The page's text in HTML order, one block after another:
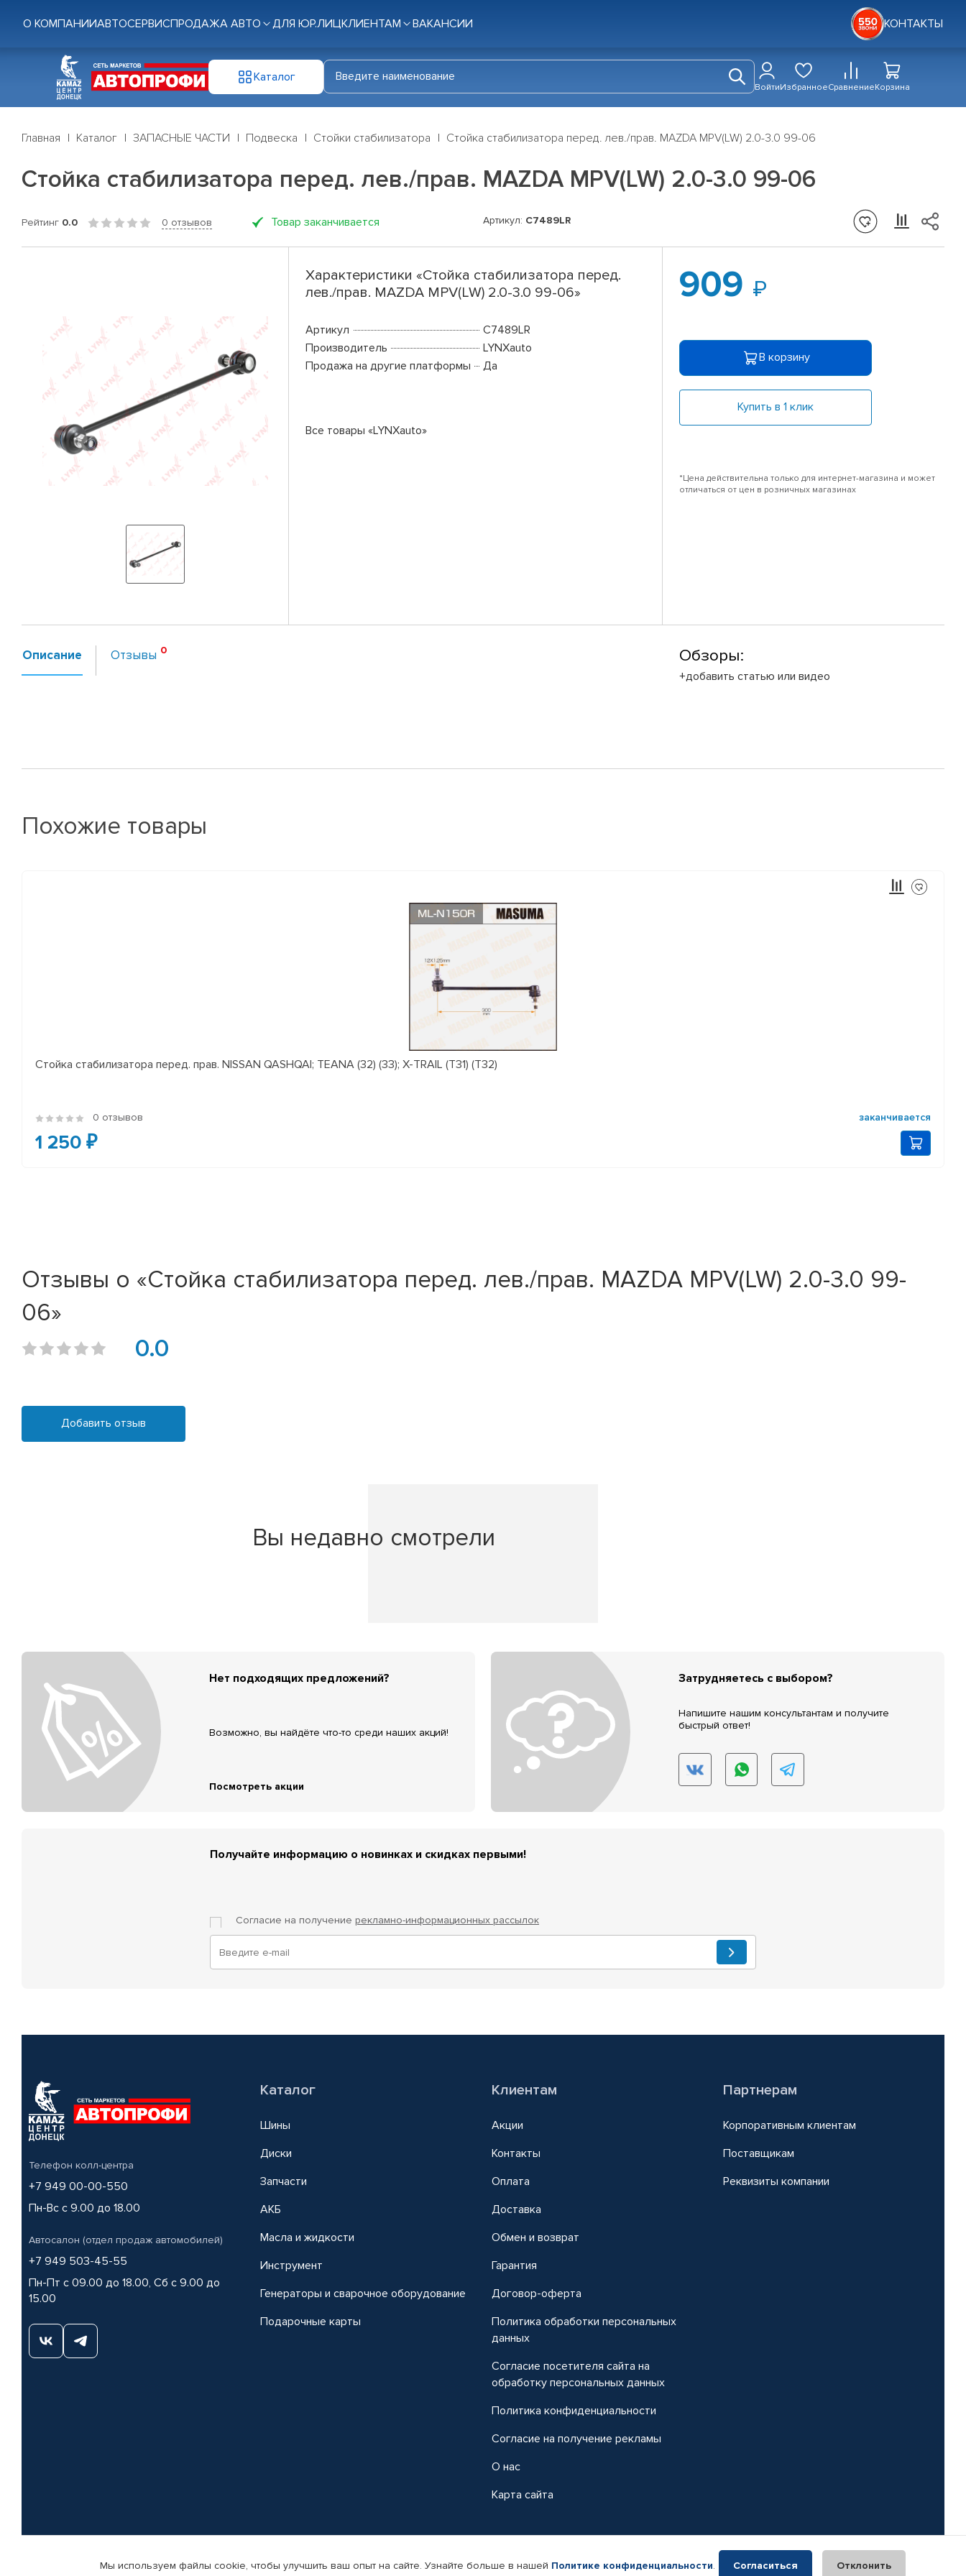
О КОМПАНИИАВТОСЕРВИСПРОДАЖА АВТО ДЛЯ ЮР.ЛИЦКЛИЕНТАМ ВАКАНСИИ КОНТАКТЫ
Каталог
ВойтиИзбранноеСравнениеКорзина
Главная Каталог ЗАПАСНЫЕ ЧАСТИ Подвеска Стойки стабилизатора Стойка стабилизатора перед. лев./прав. MAZDA MPV(LW) 2.0-3.0 99-06
Стойка стабилизатора перед. лев./прав. MAZDA MPV(LW) 2.0-3.0 99-06
Рейтинг 0.0 0 отзывов Товар заканчивается Артикул: C7489LR
Характеристики «Стойка стабилизатора перед.
лев./прав. MAZDA MPV(LW) 2.0-3.0 99-06»
Артикул
C7489LR
Производитель
LYNXauto
Продажа на другие платформы
Да
Все товары «LYNXauto»
909
В корзину
Купить в 1 клик
*Цена действительна только для интернет-магазина и может
отличаться от цен в розничных магазинах
Описание Отзывы Обзоры:
+добавить статью или видео
Похожие товары
Стойка стабилизатора перед. прав. NISSAN QASHQAI; TEANA (32) (33); X-TRAIL (T31) (T32)
0 отзывов заканчивается
1 250 ₽
Отзывы о «Стойка стабилизатора перед. лев./прав. MAZDA MPV(LW) 2.0-3.0 99-
06»
0.0
Добавить отзыв
Вы недавно смотрели
Нет подходящих предложений?
Возможно, вы найдёте что-то среди наших акций!
Посмотреть акции
Затрудняетесь с выбором?
Напишите нашим консультантам и получите
быстрый ответ!
Получайте информацию о новинках и скидках первыми!
Согласие на получение рекламно-информационных рассылок
Телефон колл-центра
+7 949 00-00-550
Пн-Вс с 9.00 до 18.00
Автосалон (отдел продаж автомобилей)
+7 949 503-45-55
Пн-Пт с 09.00 до 18.00, Сб с 9.00 до
15.00
Каталог
Шины
Диски
Запчасти
АКБ
Масла и жидкости
Инструмент
Генераторы и сварочное оборудование
Подарочные карты
Клиентам
Акции
Контакты
Оплата
Доставка
Обмен и возврат
Гарантия
Договор-оферта
Политика обработки персональных
данных
Согласие посетителя сайта на
обработку персональных данных
Политика конфиденциальности
Согласие на получение рекламы
О нас
Карта сайта
Партнерам
Корпоративным клиентам
Поставщикам
Реквизиты компании
© КАМАЗ ЦЕНТР ДОНЕЦК, 2015-2026. Все права защищены. Интернет-магазин автомобильных товаров Автопрофи.
Мы используем файлы cookie, чтобы улучшить ваш опыт на сайте. Узнайте больше в нашей Политике конфиденциальности. Согласиться Отклонить